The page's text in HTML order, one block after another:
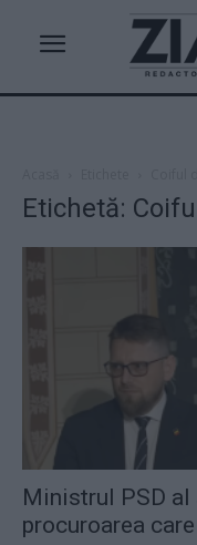
Etichetă:
Ministrul PSD al
procuroarea